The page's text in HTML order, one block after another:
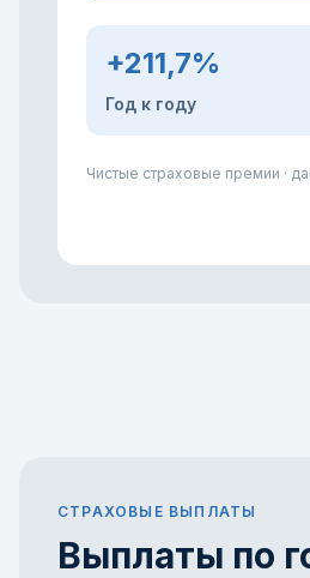
+211,7%
Год к году
Чистые страховые премии ·
СТРАХОВЫЕ ВЫПЛАТЫ
Выплаты по